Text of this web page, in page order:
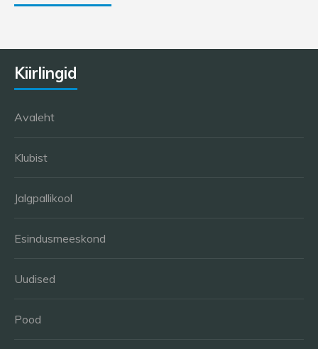
Kiirlingid
Avaleht
Klubist
Jalgpallikool
Esindusmeeskond
Uudised
Pood